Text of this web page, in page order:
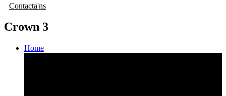
Contacta'ns
Crown 3
Home